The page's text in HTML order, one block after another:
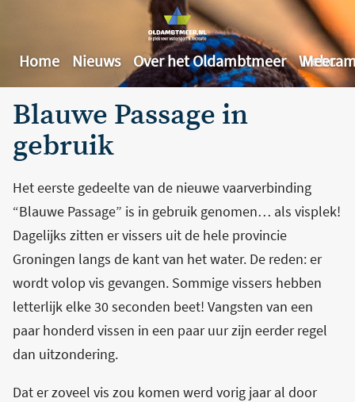
Home Nieuws Over het Oldambtmeer Meer
Blauwe Passage in
gebruik
Het eerste gedeelte van de nieuwe vaarverbinding
“Blauwe Passage” is in gebruik genomen… als visplek!
Dagelijks zitten er vissers uit de hele provincie
Groningen langs de kant van het water. De reden: er
wordt volop vis gevangen. Sommige vissers hebben
letterlijk elke 30 seconden beet! Vangsten van een
paar honderd vissen in een paar uur zijn eerder regel
dan uitzondering.
Dat er zoveel vis zou komen werd vorig jaar al door